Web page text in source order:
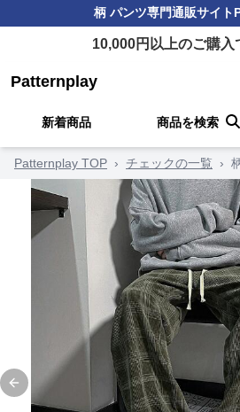
柄 パンツ専門通販サイト
10,000円以上のご購入
Patternplay
新着商品 商品を検索
Patternplay TOP › チェックの一覧 ›
Previous slide